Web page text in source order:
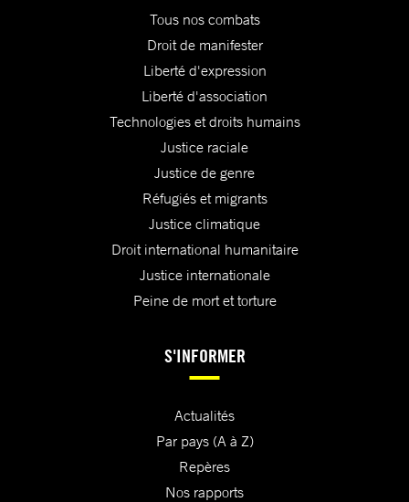
Tous nos combats
Droit de manifester
Liberté d'expression
Liberté d'association
Technologies et droits humains
Justice raciale
Justice de genre
Réfugiés et migrants
Justice climatique
Droit international humanitaire
Justice internationale
Peine de mort et torture
S'INFORMER
Actualités
Par pays (A à Z)
Repères
Nos rapports